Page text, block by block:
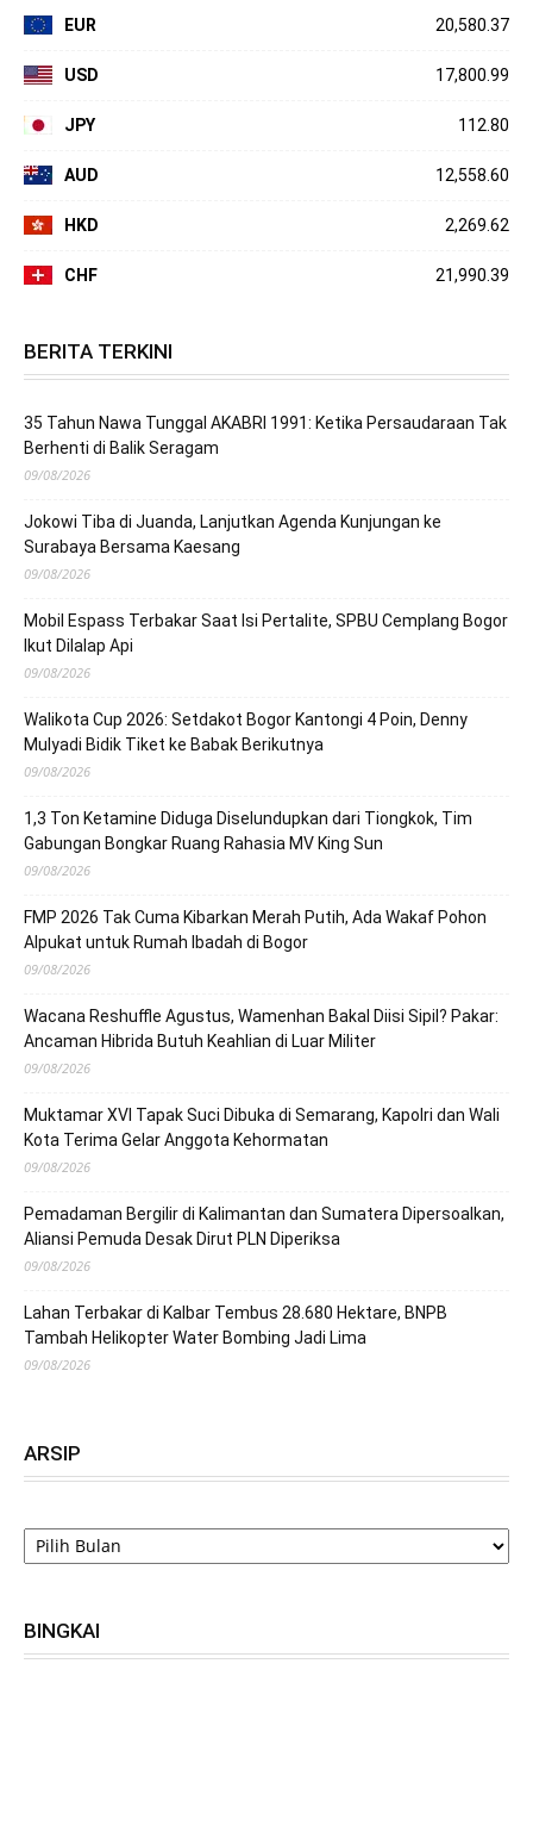
EUR 20,580.37
USD 17,800.99
JPY 112.80
AUD 12,558.60
HKD 2,269.62
CHF 21,990.39
BERITA TERKINI
35 Tahun Nawa Tunggal AKABRI 1991: Ketika Persaudaraan Tak
Berhenti di Balik Seragam
09/08/2026
Jokowi Tiba di Juanda, Lanjutkan Agenda Kunjungan ke
Surabaya Bersama Kaesang
09/08/2026
Mobil Espass Terbakar Saat Isi Pertalite, SPBU Cemplang Bogor
Ikut Dilalap Api
09/08/2026
Walikota Cup 2026: Setdakot Bogor Kantongi 4 Poin, Denny
Mulyadi Bidik Tiket ke Babak Berikutnya
09/08/2026
1,3 Ton Ketamine Diduga Diselundupkan dari Tiongkok, Tim
Gabungan Bongkar Ruang Rahasia MV King Sun
09/08/2026
FMP 2026 Tak Cuma Kibarkan Merah Putih, Ada Wakaf Pohon
Alpukat untuk Rumah Ibadah di Bogor
09/08/2026
Wacana Reshuffle Agustus, Wamenhan Bakal Diisi Sipil? Pakar:
Ancaman Hibrida Butuh Keahlian di Luar Militer
09/08/2026
Muktamar XVI Tapak Suci Dibuka di Semarang, Kapolri dan Wali
Kota Terima Gelar Anggota Kehormatan
09/08/2026
Pemadaman Bergilir di Kalimantan dan Sumatera Dipersoalkan,
Aliansi Pemuda Desak Dirut PLN Diperiksa
09/08/2026
Lahan Terbakar di Kalbar Tembus 28.680 Hektare, BNPB
Tambah Helikopter Water Bombing Jadi Lima
09/08/2026
ARSIP
ARSIP
BINGKAI